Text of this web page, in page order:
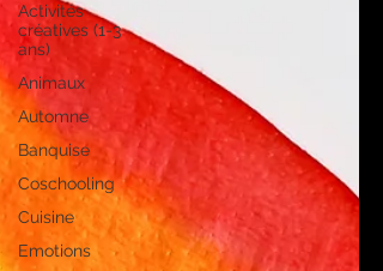
Activités
créatives (1-3
ans)
Animaux
Automne
Banquise
Coschooling
Cuisine
Emotions